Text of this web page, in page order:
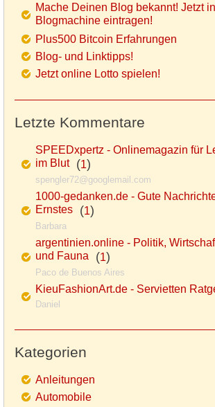
Mache Deinen Blog bekannt! Jetzt
Blogmachine eintragen!
Plus500 Bitcoin Erfahrungen
Blog- und Linktipps!
Jetzt online Lotto spielen!
Letzte Kommentare
SPEEDxpertz - Onlinemagazin für
im Blut(1)
spengler72@googlemail.com
1000-gedanken.de - Gute
Ernstes (1)
Barbara
argentinien.online - Politik,
und Fauna (1)
Paco de Buenos Aires
KieuFashionArt.de - Servietten
Daniel
Kategorien
Anleitungen
Automobile